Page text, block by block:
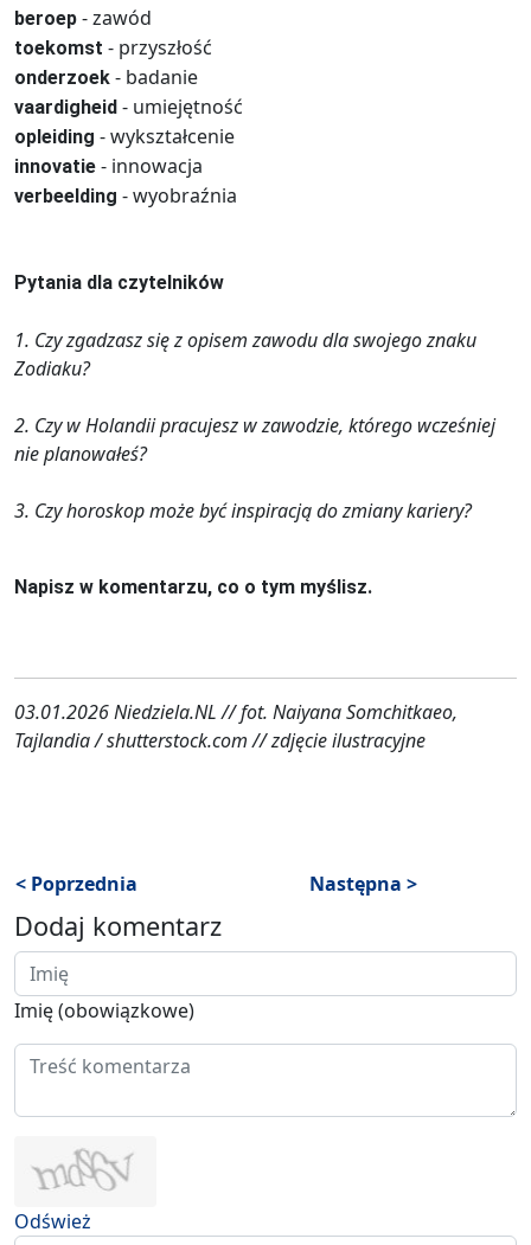
beroep - zawód
toekomst - przyszłość
onderzoek - badanie
vaardigheid - umiejętność
opleiding - wykształcenie
innovatie - innowacja
verbeelding - wyobraźnia
Pytania dla czytelników
1. Czy zgadzasz się z opisem zawodu dla swojego znaku
Zodiaku?
2. Czy w Holandii pracujesz w zawodzie, którego wcześniej
nie planowałeś?
3. Czy horoskop może być inspiracją do zmiany kariery?
Napisz w komentarzu, co o tym myślisz.
03.01.2026 Niedziela.NL // fot. Naiyana Somchitkaeo,
Tajlandia / shutterstock.com // zdjęcie ilustracyjne
< Poprzednia Następna >
Dodaj komentarz
Imię (obowiązkowe)
Odśwież